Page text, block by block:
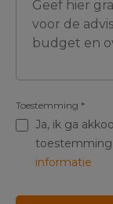
Ja, ik ga
toestemming
informatie
Toestemming *